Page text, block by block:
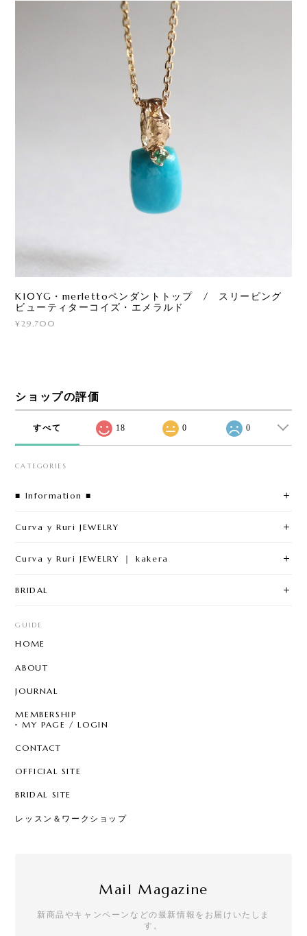
K10YG・merlettoペンダントトップ / スリーピング
ビューティターコイズ・エメラルド
¥29,700
ショップの評価
すべて 18 0 0
CATEGORIES
■ Information ■
Curva y Ruri JEWELRY
Curva y Ruri JEWELRY ｜ kakera
BRIDAL
GUIDE
HOME
ABOUT
JOURNAL
MEMBERSHIP
MY PAGE / LOGIN
CONTACT
OFFICIAL SITE
BRIDAL SITE
レッスン＆ワークショップ
Mail Magazine
新商品やキャンペーンなどの最新情報をお届けいたしま
す。